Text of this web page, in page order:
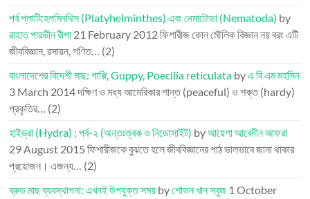
পর্ব প্লাটিহেলমিনথিস (Platyhelminthes) এবং নেমাটোডা (Nematoda) by
রাহাত পারভীন রীপা 21 February 2012ফিশারীজ কোন মৌলিক বিজ্ঞান নয় বরং এটি
জীববিজ্ঞান, রসায়ন, গণিত… (2)
বাংলাদেশের বিদেশী মাছ: গাপ্পি, Guppy, Poecilia reticulata byএ বি এম মহসিন
3 March 2014দক্ষিণ ও মধ্য আমেরিকার শান্ত (peaceful) ও শক্ত (hardy)
প্রকৃতির… (2)
হাইড্রা (Hydra) : পর্ব-২ (অন্তঃত্বক ও নিডোসাইট) byআয়েশা আবেদীন আফরা
29 August 2015 ফিশারীজকে বুঝতে হলে জীববিজ্ঞানের পাঠ ভালভাবে জানা থাকার
প্রয়োজন। এজন্য… (2)
ব্রুড মাছ ব্যবস্থাপনা: এখনই উপযুক্ত সময় byশোভন খান সবুজ 1 October